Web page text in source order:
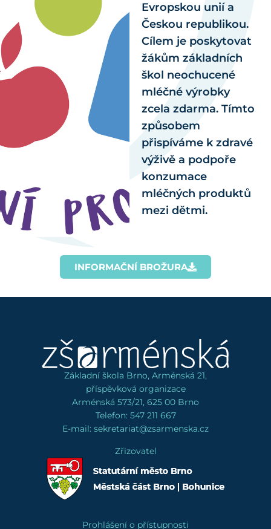
Evropskou unií a
Českou republikou.
Cílem je poskytovat
žákům základních
škol neochucené
mléčné výrobky
zcela zdarma. Tímto
způsobem
přispíváme k zdravé
výživě a podpoře
konzumace
mléčných produktů
mezi dětmi.
INFORMAČNÍ BROŽURA
Základní škola Brno, Arménská 21,
příspěvková organizace
Arménská 573/21, 625 00 Brno
Telefon: 547 211 667
E-mail: sekretariat@zsarmenska.cz
Zřizovatel
Prohlášení o přístupnosti